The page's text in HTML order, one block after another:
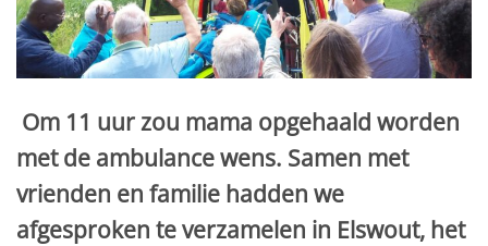
Om 11 uur zou mama opgehaald worden
met de ambulance wens. Samen met
vrienden en familie hadden we
afgesproken te verzamelen in Elswout, het